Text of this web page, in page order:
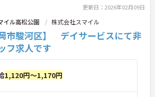
更新日：2026年02月09日
イル高松公園 株式会社スマイル
岡市駿河区】 デイサービスにて非
フ求人です
1,120円～1,170円